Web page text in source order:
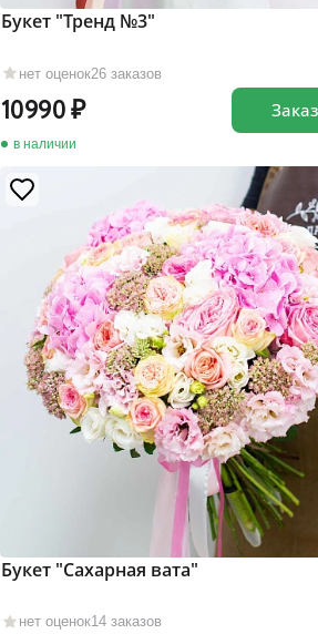
нет оценок26 заказов
Букет "Тренд №3"
10990
в наличии
нет оценок14 заказов
Букет "Сахарная вата"